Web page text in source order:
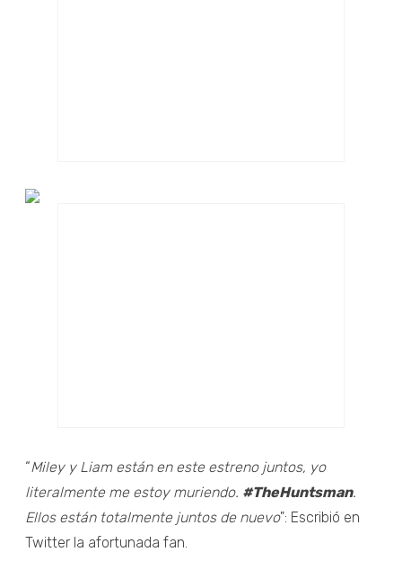
“Miley y Liam están en este estreno juntos, yo
literalmente me estoy muriendo. #TheHuntsman.
Ellos están totalmente juntos de nuevo": Escribió en
Twitter la afortunada fan.